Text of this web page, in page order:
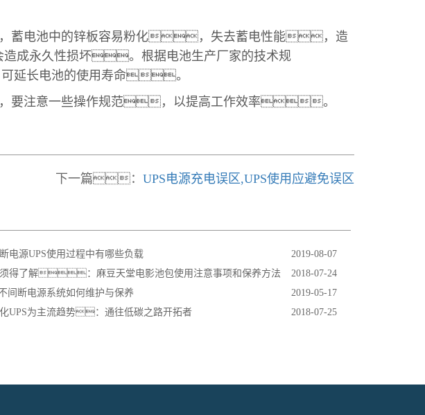
蓄电池中的锌板容易粉化，失去蓄电性能，造
成永久性损坏。根据电池生产厂家的技术规
延长电池的使用寿命。
要注意一些操作规范，以提高工作效率。
下一篇： UPS电源充电误区,UPS使用应避免误区
电源UPS使用过程中有哪些负载
2019-08-07
得了解：麻豆天堂电影池包使用注意事项和保养方法
2018-07-24
间断电源系统如何维护与保养
2019-05-17
UPS为主流趋势：通往低碳之路开拓者
2018-07-25